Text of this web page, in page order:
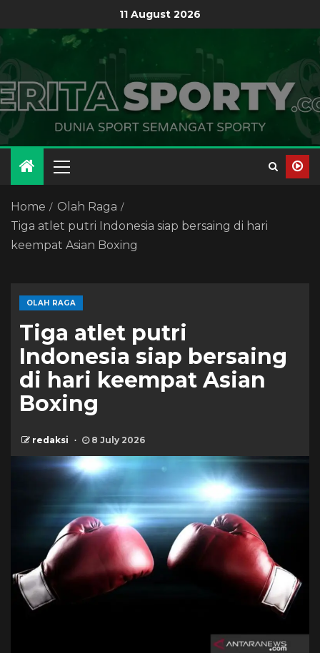
11 August 2026
Home
Olah Raga
Tiga atlet putri Indonesia siap bersaing di hari
keempat Asian Boxing
OLAH RAGA
Tiga atlet putri
Indonesia siap bersaing
di hari keempat Asian
Boxing
redaksi 8 July 2026